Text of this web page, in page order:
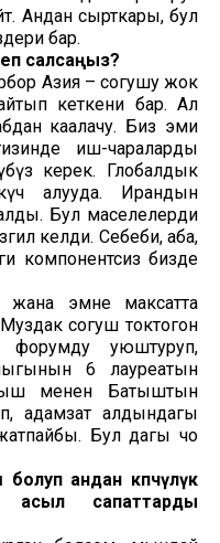
Андан сырткары, бул
бар.
салсаңыз?
Азия – согушу жок
кеткени бар. Ал
каалачу. Биз эми
иш-чараларды
керек. Глобалдык
алууда. Ирандын
Бул маселелерди
келди. Себеби, аба,
компонентсиз бизде
эмне максатта
согуш токтогон
форумду уюштуруп,
6 лауреатын
менен Батыштын
адамзат алдындагы
Бул дагы чоң
андан көпчүлүк
сапаттарды